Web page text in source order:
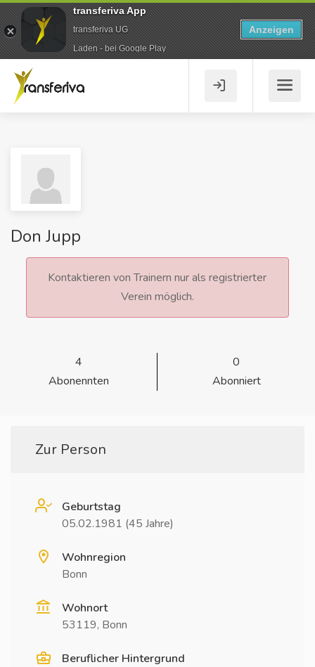
Don Jupp
Kontaktieren von Trainern nur als registrierter
Verein möglich.
4
Abonennten
0
Abonniert
Zur Person
Geburtstag
05.02.1981 (45 Jahre)
Wohnregion
Bonn
Wohnort
53119, Bonn
Beruflicher Hintergrund
transferiva App
transferiva UG
Laden - bei Google Play
Anzeigen